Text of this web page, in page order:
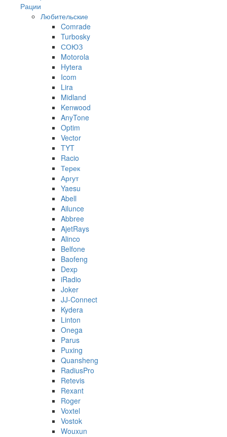
Рации
Любительские
Comrade
Turbosky
СОЮЗ
Motorola
Hytera
Icom
Lira
Midland
Kenwood
AnyTone
Optim
Vector
TYT
Racio
Терек
Аргут
Yaesu
Abell
Ailunce
Abbree
AjetRays
Alinco
Belfone
Baofeng
Dexp
iRadio
Joker
JJ-Connect
Kydera
Linton
Onega
Parus
Puxing
Quansheng
RadiusPro
Retevis
Rexant
Roger
Voxtel
Vostok
Wouxun